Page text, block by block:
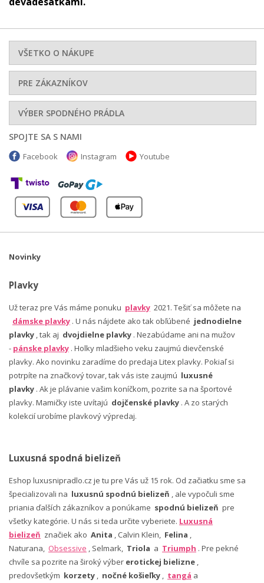
VŠETKO O NÁKUPE
PRE ZÁKAZNÍKOV
VÝBER SPODNÉHO PRÁDLA
SPOJTE SA S NAMI
Facebook Instagram Youtube
Novinky
Plavky
Už teraz pre Vás máme ponuku plavky 2021. Tešiť sa môžete na
dámske plavky . U nás nájdete ako tak obľúbené jednodielne
plavky , tak aj dvojdielne plavky . Nezabúdame ani na mužov
- pánske plavky . Holky mladšieho veku zaujmú dievčenské
plavky. Ako novinku zaradíme do predaja Litex plavky. Pokiaľ si
potrpíte na značkový tovar, tak vás iste zaujmú luxusné
plavky . Ak je plávanie vašim koníčkom, pozrite sa na športové
plavky. Mamičky iste uvítajú dojčenské plavky . A zo starých
kolekcií urobíme plavkový výpredaj.
Luxusná spodná bielizeň
Eshop luxusnipradlo.cz je tu pre Vás už 15 rok. Od začiatku sme sa
špecializovali na luxusnú spodnú bielizeň , ale vypočuli sme
priania ďalších zákazníkov a ponúkame spodnú bielizeň pre
všetky kategórie. U nás si teda určite vyberiete. Luxusná
bielizeň značiek ako Anita , Calvin Klein, Felina ,
Naturana, Obsessive , Selmark, Triola a Triumph . Pre pekné
chvíle sa pozrite na široký výber erotickej bielizne ,
predovšetkým korzety , nočné košieľky , tangá a